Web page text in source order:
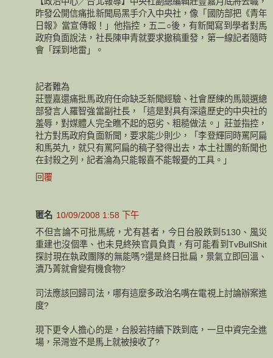
昨發公開信痛批新聞局黑手介入中央社，像「國防部把《青年
日報》當宣傳報！」他指控，五二○後，有新聞寫到學者對馬
政府負面說法，社長陳申青就要求撤稿重發，第一線記者隨時
會「踩到地雷」。
記者難為
莊豐嘉還痛批馬政府任命缺乏新聞經驗、社會歷練的馬競選總
部發言人羅智強當副社長，「這是對具有深遠歷史的中央社的
羞辱，對媒體人完全瞧不起的惡劣、粗糙做法。」莊並指控，
社方對馬政府負面新聞，要求能少則少，「李登輝同時罵阿扁
和馬英九，就只有罵阿扁的稿子發得出去，本土社團的新聞也
在封殺之列，記者淪為只能報喜不能報憂的工具。」
回覆
匿名 10/09/2008 1:58 下午
不但言論不可批馬統，尤有甚者，今日台股跌到5130、風災
重建也沒個準、也未見終殃官員負責，有可能看到TvBullShit
探討現在執政團隊的無能嗎?還是終日批扁，景氣立即回溫、
瀆乃菁就會變有機食物?
司法應該回歸司法，哪有這麼多政治名嘴在電視上討論辦案進
度?
現下更令人擔心的是，台股若持續下跌到底，一旦中資完全進
場，呆灣豈不是馬上就被接收了?